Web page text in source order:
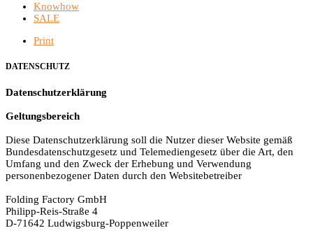
Knowhow
SALE
Print
DATENSCHUTZ
Datenschutzerklärung
Geltungsbereich
Diese Datenschutzerklärung soll die Nutzer dieser Website gemäß
Bundesdatenschutzgesetz und Telemediengesetz über die Art, den
Umfang und den Zweck der Erhebung und Verwendung
personenbezogener Daten durch den Websitebetreiber
Folding Factory GmbH
Philipp-Reis-Straße 4
D-71642 Ludwigsburg-Poppenweiler